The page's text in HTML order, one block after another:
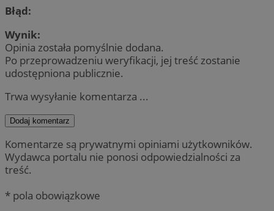
Błąd:
Wynik:
Opinia została pomyślnie dodana.
Po przeprowadzeniu weryfikacji, jej treść zostanie
udostępniona publicznie.
Trwa wysyłanie komentarza ...
Dodaj komentarz
Komentarze są prywatnymi opiniami użytkowników.
Wydawca portalu nie ponosi odpowiedzialności za
treść.
* pola obowiązkowe